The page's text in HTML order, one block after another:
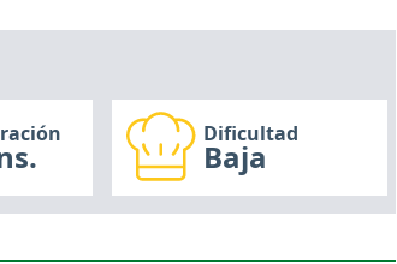
Dificultad
Baja